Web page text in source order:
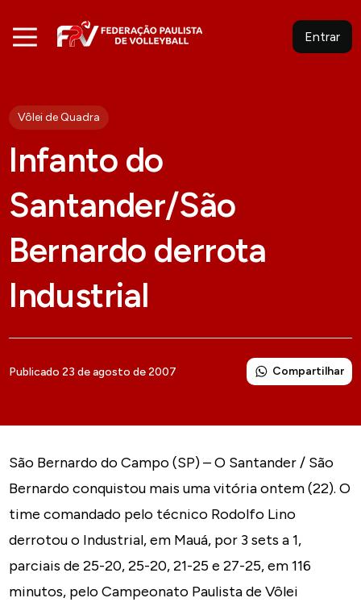
Entrar
Vôlei de Quadra
Infanto do
Santander/São
Bernardo derrota
Industrial
Publicado 23 de agosto de 2007 Compartilhar
São Bernardo do Campo (SP) – O Santander / São
Bernardo conquistou mais uma vitória ontem (22). O
time comandado pelo técnico Rodolfo Lino
derrotou o Industrial, em Mauá, por 3 sets a 1,
parciais de 25-20, 25-20, 21-25 e 27-25, em 116
minutos, pelo Campeonato Paulista de Vôlei